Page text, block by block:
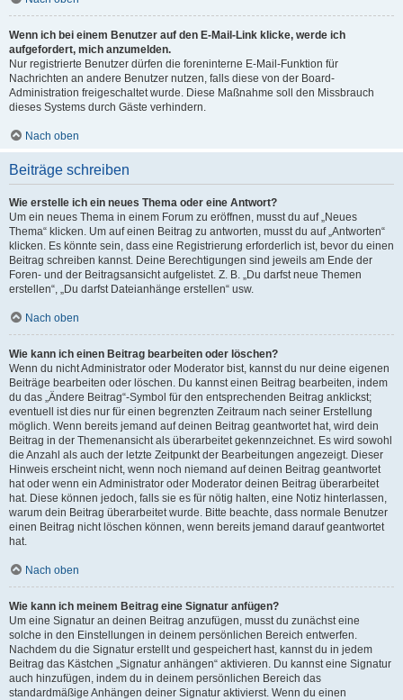
Wenn ich bei einem Benutzer auf den E-Mail-Link klicke, werde ich
aufgefordert, mich anzumelden.
Nur registrierte Benutzer dürfen die foreninterne E-Mail-Funktion für
Nachrichten an andere Benutzer nutzen, falls diese von der Board-
Administration freigeschaltet wurde. Diese Maßnahme soll den Missbrauch
dieses Systems durch Gäste verhindern.
Nach oben
Beiträge schreiben
Wie erstelle ich ein neues Thema oder eine Antwort?
Um ein neues Thema in einem Forum zu eröffnen, musst du auf „Neues
Thema“ klicken. Um auf einen Beitrag zu antworten, musst du auf „Antworten“
klicken. Es könnte sein, dass eine Registrierung erforderlich ist, bevor du einen
Beitrag schreiben kannst. Deine Berechtigungen sind jeweils am Ende der
Foren- und der Beitragsansicht aufgelistet. Z. B. „Du darfst neue Themen
erstellen“, „Du darfst Dateianhänge erstellen“ usw.
Nach oben
Wie kann ich einen Beitrag bearbeiten oder löschen?
Wenn du nicht Administrator oder Moderator bist, kannst du nur deine eigenen
Beiträge bearbeiten oder löschen. Du kannst einen Beitrag bearbeiten, indem
du das „Ändere Beitrag“-Symbol für den entsprechenden Beitrag anklickst;
eventuell ist dies nur für einen begrenzten Zeitraum nach seiner Erstellung
möglich. Wenn bereits jemand auf deinen Beitrag geantwortet hat, wird dein
Beitrag in der Themenansicht als überarbeitet gekennzeichnet. Es wird sowohl
die Anzahl als auch der letzte Zeitpunkt der Bearbeitungen angezeigt. Dieser
Hinweis erscheint nicht, wenn noch niemand auf deinen Beitrag geantwortet
hat oder wenn ein Administrator oder Moderator deinen Beitrag überarbeitet
hat. Diese können jedoch, falls sie es für nötig halten, eine Notiz hinterlassen,
warum dein Beitrag überarbeitet wurde. Bitte beachte, dass normale Benutzer
einen Beitrag nicht löschen können, wenn bereits jemand darauf geantwortet
hat.
Nach oben
Wie kann ich meinem Beitrag eine Signatur anfügen?
Um eine Signatur an deinen Beitrag anzufügen, musst du zunächst eine
solche in den Einstellungen in deinem persönlichen Bereich entwerfen.
Nachdem du die Signatur erstellt und gespeichert hast, kannst du in jedem
Beitrag das Kästchen „Signatur anhängen“ aktivieren. Du kannst eine Signatur
auch hinzufügen, indem du in deinem persönlichen Bereich das
standardmäßige Anhängen deiner Signatur aktivierst. Wenn du einen